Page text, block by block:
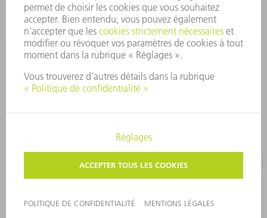
Lun – Ven 8:30h - 17:30h
pieces.detachees@trumpf.com
MENTIONS LÉGALES
PROTECTION DES DONNÉES PERSONNELLES
COPYRIGHT ET DROIT DES MARQUES
CONDITIONS D'UTILISATION
© 2026 TRUMPF